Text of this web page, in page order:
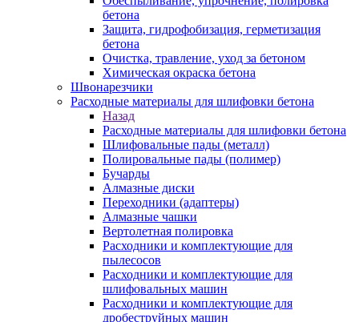
бетона
Защита, гидрофобизация, герметизация
бетона
Очистка, травление, уход за бетоном
Химическая окраска бетона
Швонарезчики
Расходные материалы для шлифовки бетона
Назад
Расходные материалы для шлифовки бетона
Шлифовальные пады (металл)
Полировальные пады (полимер)
Бучарды
Алмазные диски
Переходники (адаптеры)
Алмазные чашки
Вертолетная полировка
Расходники и комплектующие для
пылесосов
Расходники и комплектующие для
шлифовальных машин
Расходники и комплектующие для
дробеструйных машин